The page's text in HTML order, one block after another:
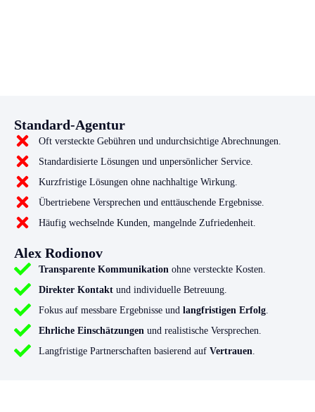
Standard-Agentur
Oft versteckte Gebühren und undurchsichtige Abrechnungen.
Standardisierte Lösungen und unpersönlicher Service.
Kurzfristige Lösungen ohne nachhaltige Wirkung.
Übertriebene Versprechen und enttäuschende Ergebnisse.
Häufig wechselnde Kunden, mangelnde Zufriedenheit.
Alex Rodionov
Transparente Kommunikation ohne versteckte Kosten.
Direkter Kontakt und individuelle Betreuung.
Fokus auf messbare Ergebnisse und langfristigen Erfolg
Ehrliche Einschätzungen und realistische Versprechen.
Langfristige Partnerschaften basierend auf Vertrauen